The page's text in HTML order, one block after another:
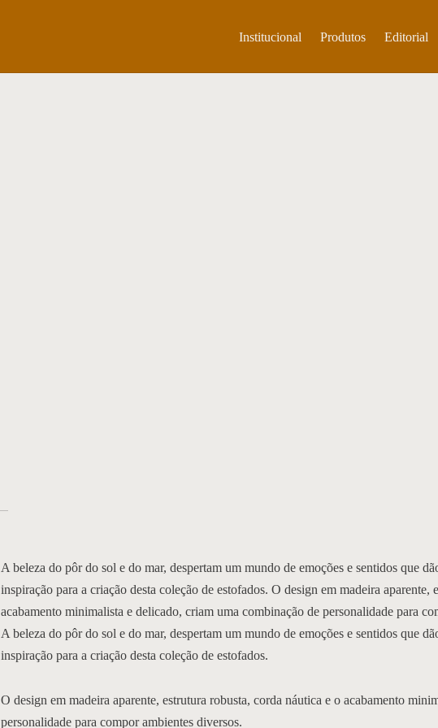
Institucional Produtos Editorial
A beleza do pôr do sol e do mar, despertam um mundo de emoções e sentidos que
inspiração para a criação desta coleção de estofados. O design em madeira aparente,
acabamento minimalista e delicado, criam uma combinação de personalidade para
A beleza do pôr do sol e do mar, despertam um mundo de emoções e sentidos que
inspiração para a criação desta coleção de estofados.
O design em madeira aparente, estrutura robusta, corda náutica e o acabamento
personalidade para compor ambientes diversos.